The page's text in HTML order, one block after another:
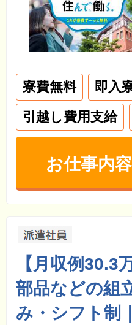
寮費無料 即入
引越し費用支給
お仕事内
【月収例30.3
部品などの組
み・シフト制